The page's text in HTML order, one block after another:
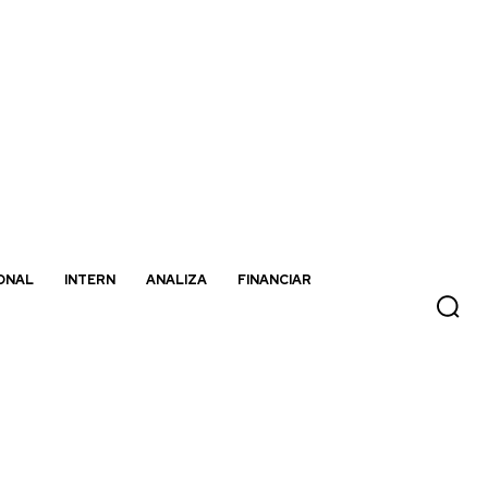
INTERN ANALIZA FINANCIAR